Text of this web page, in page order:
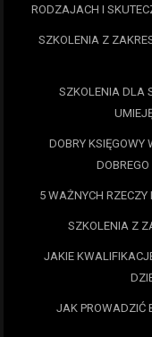
RODZAJACH I
SZKOLENIA Z
SZKOLENIA DLA
DOBRY KSIĘGOWY
5 WAŻNYCH RZECZY
SZKOLENIA Z
JAKIE
JAK PROWADZIĆ